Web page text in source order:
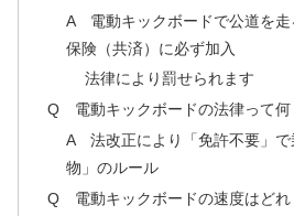
A 電動キックボードで公道を走
保険（共済）に必ず加入
法律により罰せられます
Q 電動キックボードの法律って何
A 法改正により「免許不要」で
物」のルール
Q 電動キックボードの速度はどれ